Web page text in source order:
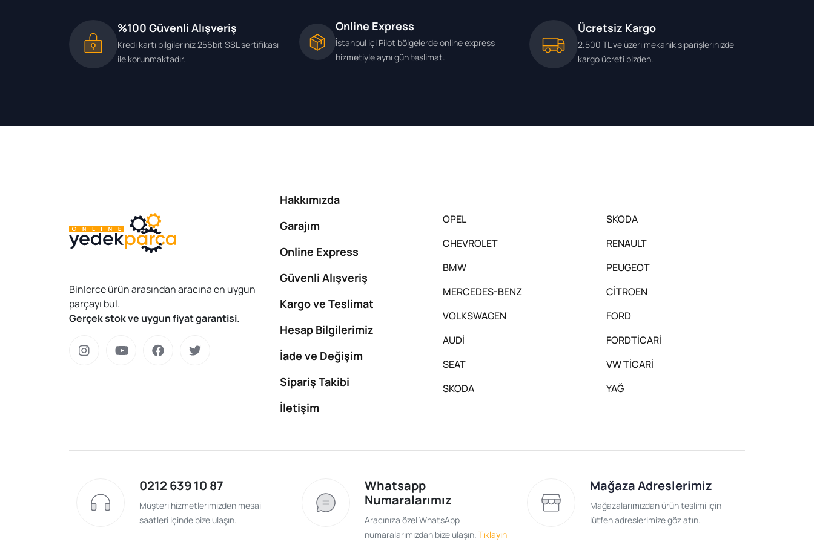
%100 Güvenli Alışveriş
Kredi kartı bilgileriniz 256bit SSL sertifikası
ile korunmaktadır.
Online Express
İstanbul içi Pilot bölgelerde online express
hizmetiyle aynı gün teslimat.
Ücretsiz Kargo
2.500 TL ve üzeri mekanik siparişlerinizde
kargo ücreti bizden.
Binlerce ürün arasından aracına en uygun
parçayı bul.
Gerçek stok ve uygun fiyat garantisi.
Hakkımızda
Garajım
Online Express
Güvenli Alışveriş
Kargo ve Teslimat
Hesap Bilgilerimiz
İade ve Değişim
Sipariş Takibi
İletişim
OPEL
CHEVROLET
BMW
MERCEDES-BENZ
VOLKSWAGEN
AUDİ
SEAT
SKODA
SKODA
RENAULT
PEUGEOT
CİTROEN
FORD
FORDTİCARİ
VW TİCARİ
YAĞ
0212 639 10 87
Müşteri hizmetlerimizden mesai
saatleri içinde bize ulaşın.
Whatsapp
Numaralarımız
Aracınıza özel WhatsApp
numaralarımızdan bize ulaşın. Tıklayın
Mağaza Adreslerimiz
Mağazalarımızdan ürün teslimi için
lütfen adreslerimize göz atın.